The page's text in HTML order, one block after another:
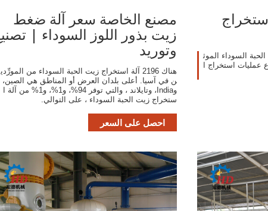
السوداء الموث
عمليات استخراج ا
مصنع الخاصة سعر آلة ضغط
زيت بذور اللوز السوداء |
وتوريد
هناك 2196 آلة استخراج زيت الحبة السوداء من المورِّدي
ن في آسيا. أعلى بلدان العرض أو المناطق هي الصين،
وIndia، وتايلاند ، والتي توفر 94%، و1%، و1% من آلة ا
ستخراج زيت الحبة السوداء ، على التوالي.
احصل على السعر